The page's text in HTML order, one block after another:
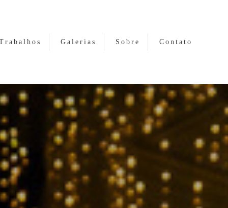
Galerias Sobre Contato